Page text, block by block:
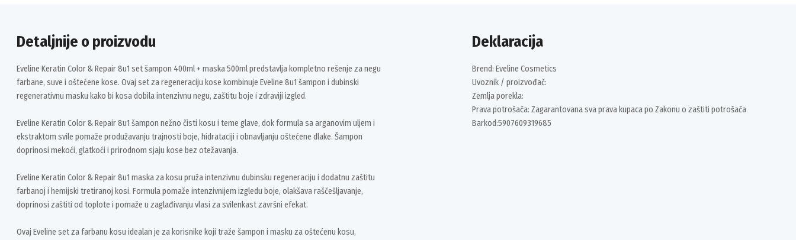
Detaljnije o proizvodu
Eveline Keratin Color & Repair 8u1 set šampon 400ml + maska 500ml predstavlja kompletno rešenje za negu
farbane, suve i oštećene kose. Ovaj set za regeneraciju kose kombinuje Eveline 8u1 šampon i dubinski
regenerativnu masku kako bi kosa dobila intenzivnu negu, zaštitu boje i zdraviji izgled.
Eveline Keratin Color & Repair 8u1 šampon nežno čisti kosu i teme glave, dok formula sa arganovim uljem i
ekstraktom svile pomaže produžavanju trajnosti boje, hidrataciji i obnavljanju oštećene dlake. Šampon
doprinosi mekoći, glatkoći i prirodnom sjaju kose bez otežavanja.
Eveline Keratin Color & Repair 8u1 maska za kosu pruža intenzivnu dubinsku regeneraciju i dodatnu zaštitu
farbanoj i hemijski tretiranoj kosi. Formula pomaže intenzivnijem izgledu boje, olakšava raščešljavanje,
doprinosi zaštiti od toplote i pomaže u zaglađivanju vlasi za svilenkast završni efekat.
Ovaj Eveline set za farbanu kosu idealan je za korisnike koji traže šampon i masku za oštećenu kosu,
Deklaracija
Brend: Eveline Cosmetics
Uvoznik / proizvođač:
Zemlja porekla:
Prava potrošača: Zagarantovana sva prava kupaca po Zakonu o zaštiti potrošača
Barkod:5907609319685